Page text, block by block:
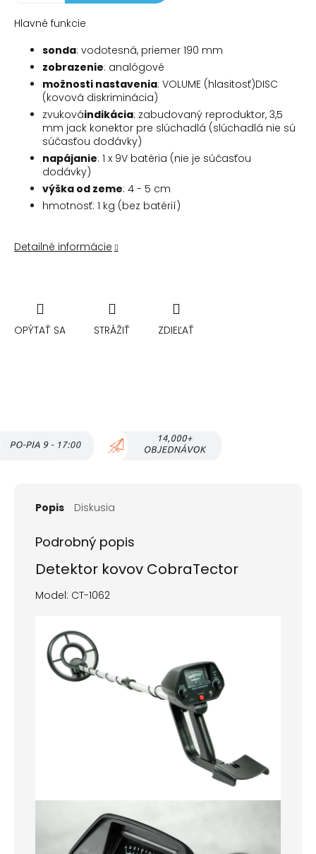
Hlavné funkcie
sonda: vodotesná, priemer 190 mm
zobrazenie: analógové
možnosti nastavenia: VOLUME (hlasitosť)DISC
(kovová diskriminácia)
zvukováindikácia: zabudovaný reproduktor, 3,5
mm jack konektor pre slúchadlá (slúchadlá nie sú
súčasťou dodávky)
napájanie: 1 x 9V batéria (nie je súčasťou
dodávky)
výška od zeme: 4 - 5 cm
hmotnosť: 1 kg (bez batérií)
Detailné informácie
OPÝTAŤ SA STRÁŽIŤ ZDIEĽAŤ
Popis Diskusia
Podrobný popis
Detektor kovov CobraTector
Model: CT-1062